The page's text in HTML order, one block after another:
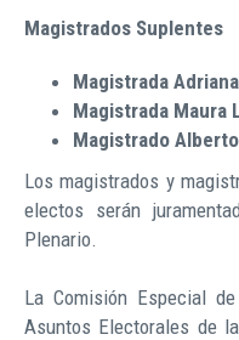
Magistrados Suplentes
Magistrada
Magistrada Maura
Magistrado
Los magistrados y
electos serán
Plenario.
La Comisión Especial
Asuntos Electorales de